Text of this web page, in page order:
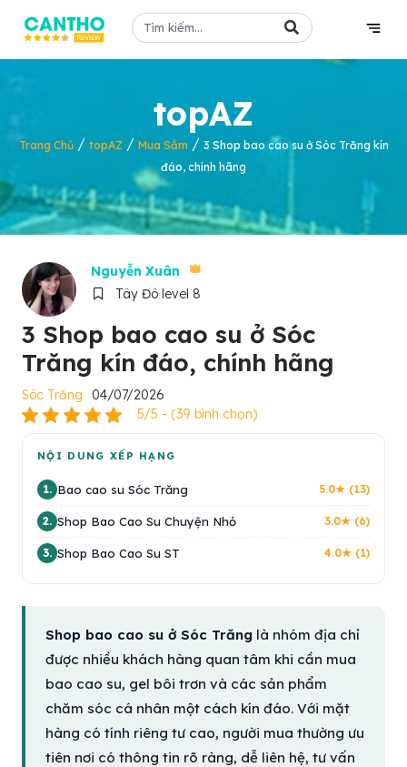
topAZ
Trang Chủ/ topAZ / Mua Sắm / 3 Shop bao cao su ở Sóc Trăng kín
đáo, chính hãng
Nguyễn Xuân
Tây Đô level 8
3 Shop bao cao su ở Sóc
Trăng kín đáo, chính hãng
Sóc Trăng
04/07/2026
5/5 - (39 bình chọn)
NỘI DUNG XẾP HẠNG
1. Bao cao su Sóc Trăng 5.0★ (13)
2. Shop Bao Cao Su Chuyện Nhỏ 3.0★ (6)
3. Shop Bao Cao Su ST 4.0★ (1)
Shop bao cao su ở Sóc Trăng là nhóm địa chỉ
được nhiều khách hàng quan tâm khi cần mua
bao cao su, gel bôi trơn và các sản phẩm
chăm sóc cá nhân một cách kín đáo. Với mặt
hàng có tính riêng tư cao, người mua thường ưu
tiên nơi có thông tin rõ ràng, dễ liên hệ, tư vấn